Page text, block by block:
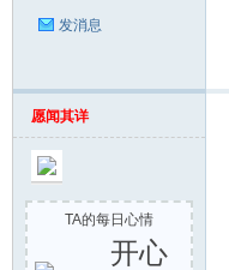
发消息
愿闻其详
TA的每日心情
开心